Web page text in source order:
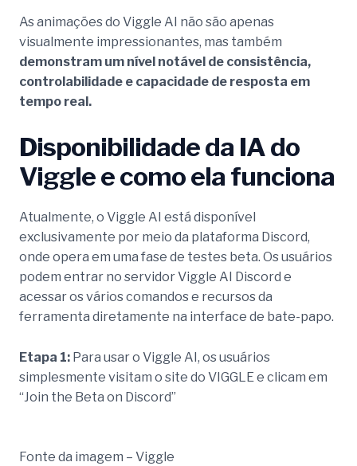
As animações do Viggle AI não são apenas
visualmente impressionantes, mas também
demonstram um nível notável de consistência,
controlabilidade e capacidade de resposta em
tempo real.
Disponibilidade da IA do
Viggle e como ela funciona
Atualmente, o Viggle AI está disponível
exclusivamente por meio da plataforma Discord,
onde opera em uma fase de testes beta. Os usuários
podem entrar no servidor Viggle AI Discord e
acessar os vários comandos e recursos da
ferramenta diretamente na interface de bate-papo.
Etapa 1: Para usar o Viggle AI, os usuários
simplesmente visitam o site do VIGGLE e clicam em
“Join the Beta on Discord”
Fonte da imagem – Viggle